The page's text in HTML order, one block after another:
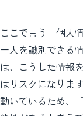
ここで言う「個人
一人を識別できる
は、こうした情報
はリスクになりま
動いているため、